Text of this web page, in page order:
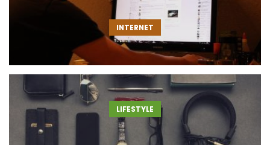
INTERNET
LIFESTYLE